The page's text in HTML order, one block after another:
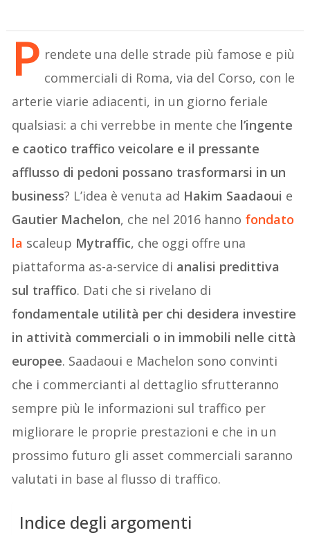
P rendete una delle strade più famose e più
commerciali di Roma, via del Corso, con le
arterie viarie adiacenti, in un giorno feriale
qualsiasi: a chi verrebbe in mente che l’ingente
e caotico traffico veicolare e il pressante
afflusso di pedoni possano trasformarsi in un
business? L’idea è venuta ad Hakim Saadaoui e
Gautier Machelon, che nel 2016 hanno fondato
la scaleup Mytraffic, che oggi offre una
piattaforma as-a-service di analisi predittiva
sul traffico. Dati che si rivelano di
fondamentale utilità per chi desidera investire
in attività commerciali o in immobili nelle città
europee. Saadaoui e Machelon sono convinti
che i commercianti al dettaglio sfrutteranno
sempre più le informazioni sul traffico per
migliorare le proprie prestazioni e che in un
prossimo futuro gli asset commerciali saranno
valutati in base al flusso di traffico.
Indice degli argomenti